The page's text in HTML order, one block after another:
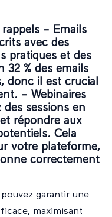
- Emails
avec des
pratiques et des
32 % des emails
donc il est crucial
- Webinaires
des sessions en
répondre aux
Cela
votre plateforme,
correctement
garantir une
maximisant